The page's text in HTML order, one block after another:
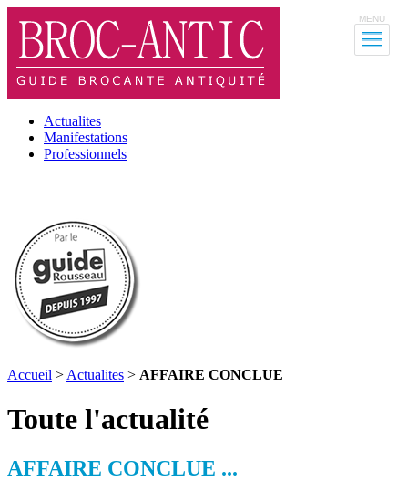
Actualites
Manifestations
Professionnels
Accueil > Actualites > AFFAIRE CONCLUE
Toute l'actualité
AFFAIRE CONCLUE ...
MENU